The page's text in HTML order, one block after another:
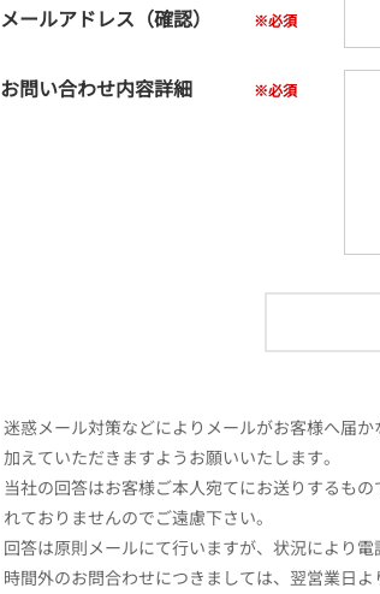
メールアドレス（確認）
お問い合わせ内容詳細
迷惑メール対策などによりメールがお客様へ届
加えていただきますようお願いいたします。
当社の回答はお客様ご本人宛てにお送りするも
れておりませんのでご遠慮下さい。
回答は原則メールにて行いますが、状況により
時間外のお問合わせにつきましては、翌営業日よ